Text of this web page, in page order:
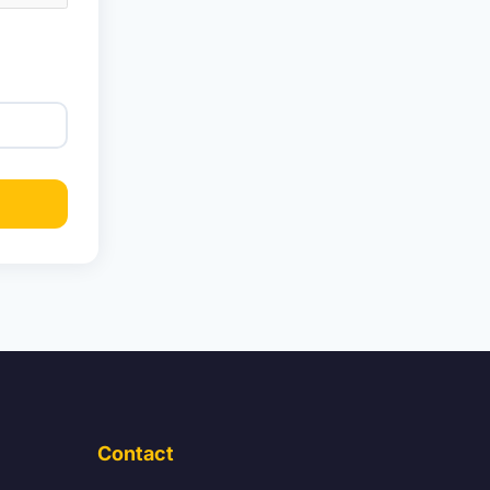
Contact